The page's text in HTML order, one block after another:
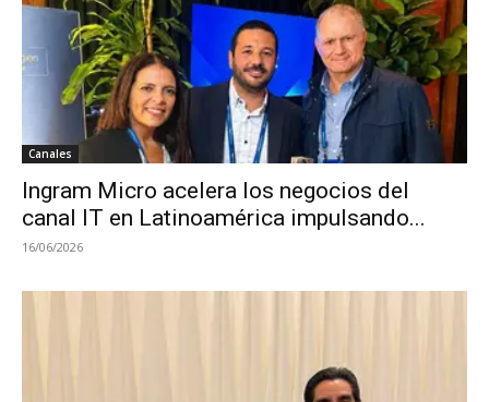
Canales
Ingram Micro acelera los negocios del
canal IT en Latinoamérica impulsando...
16/06/2026